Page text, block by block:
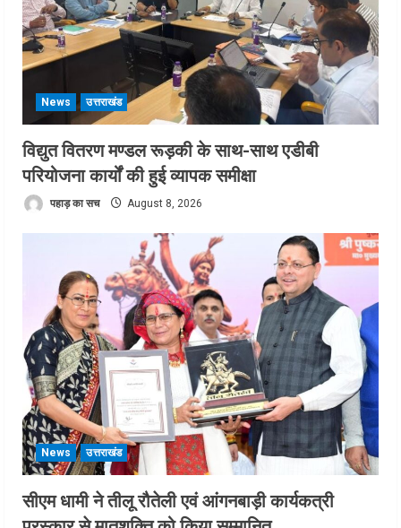
News उत्तराखंड
विद्युत वितरण मण्डल रूड़की के साथ-साथ एडीबी
परियोजना कार्यों की हुई व्यापक समीक्षा
पहाड़ का सच August 8, 2026
News उत्तराखंड
सीएम धामी ने तीलू रौतेली एवं आंगनबाड़ी कार्यकत्री